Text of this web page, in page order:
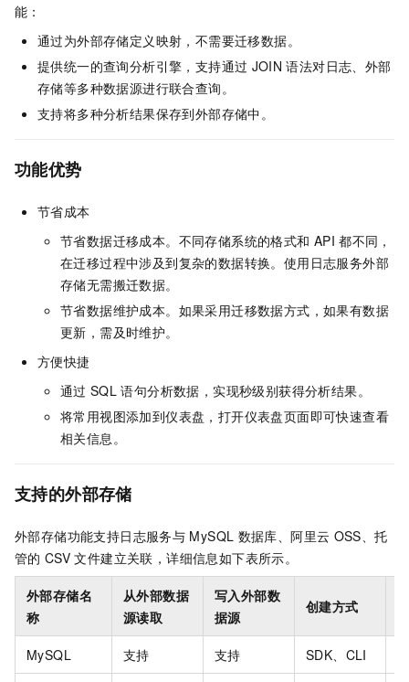
能：
通过为外部存储定义映射，不需要迁移数据。
提供统一的查询分析引擎，支持通过 JOIN 语法对日志、外部
存储等多种数据源进行联合查询。
支持将多种分析结果保存到外部存储中。
功能优势
节省成本
节省数据迁移成本。不同存储系统的格式和 API 都不同，
在迁移过程中涉及到复杂的数据转换。使用日志服务外部
存储无需搬迁数据。
节省数据维护成本。如果采用迁移数据方式，如果有数据
更新，需及时维护。
方便快捷
通过 SQL 语句分析数据，实现秒级别获得分析结果。
将常用视图添加到仪表盘，打开仪表盘页面即可快速查看
相关信息。
支持的外部存储
外部存储功能支持日志服务与 MySQL 数据库、阿里云 OSS、托
管的 CSV 文件建立关联，详细信息如下表所示。
外部存储名
称
从外部数据
源读取
写入外部数
据源
创建方式
MySQL 支持 支持 SDK、CLI